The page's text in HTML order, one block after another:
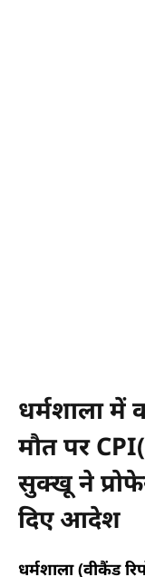
धर्मशाला में
मौत पर
सुक्खू ने
दिए आदेश
धर्मशाला (वीकैंड